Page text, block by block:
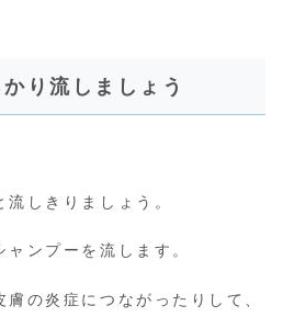
り流しましょう
しきりましょう。
ンプーを流します。
の炎症につながったりして、